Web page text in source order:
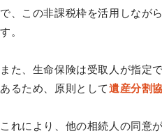
で、この非課税枠を活用しなが
す。
また、生命保険は受取人が指定
あるため、原則として遺産分割
これにより、他の相続人の同意